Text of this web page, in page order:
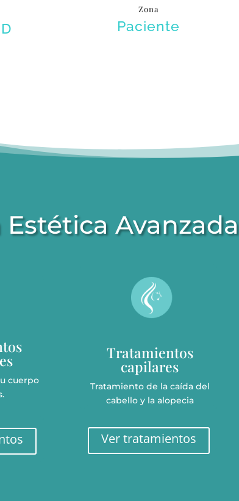
Zona
Paciente
Avanzada
cuerpo
Tratamientos
capilares
Tratamiento de la caída del
cabello y la alopecia
Ver tratamientos